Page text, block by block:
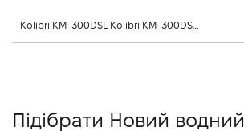
Kolibri KM-300DSL Kolibri KM-300DSL л., 2023,
Підібрати Новий водний